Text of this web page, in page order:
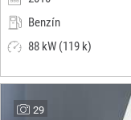
Benzín
88 kW (119 k)
29